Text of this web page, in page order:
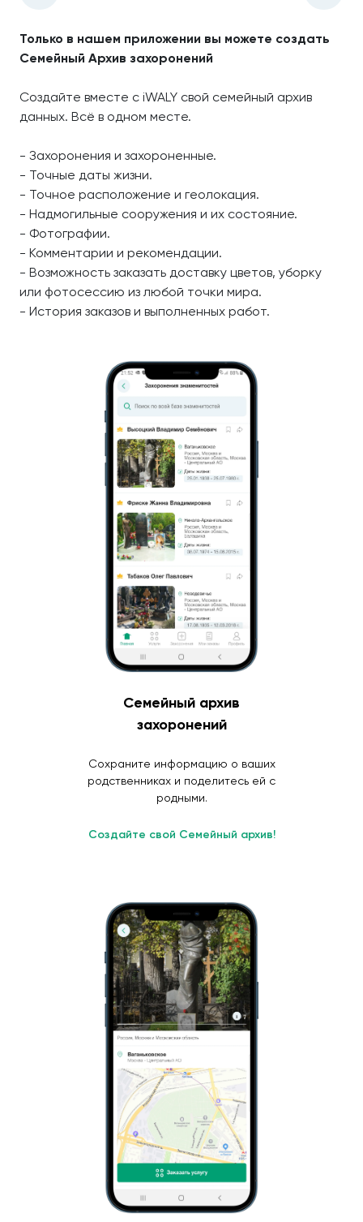
Только в нашем приложении вы можете создать
Семейный Архив захоронений
Создайте вместе с iWALY свой семейный архив
данных. Всё в одном месте.
- Захоронения и захороненные.
- Точные даты жизни.
- Точное расположение и геолокация.
- Надмогильные сооружения и их состояние.
- Фотографии.
- Комментарии и рекомендации.
- Возможность заказать доставку цветов, уборку
или фотосессию из любой точки мира.
- История заказов и выполненных работ.
Семейный архив
захоронений
Сохраните информацию о ваших
родственниках и поделитесь ей с
родными.
Создайте свой Семейный архив!